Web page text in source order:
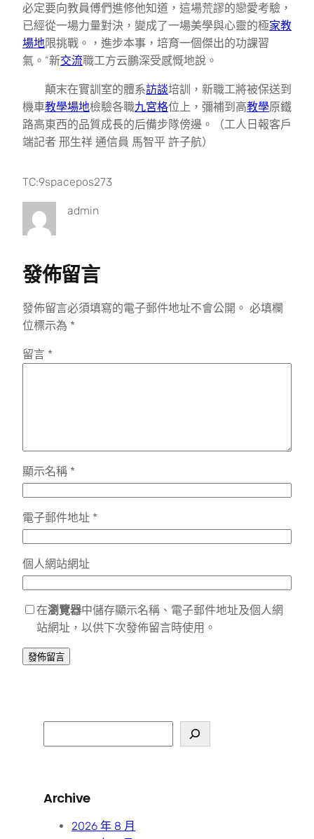
必定要向教員傅們進修他知道，這場荒謬的戀愛考驗，
已經從一場力量對決，變成了一場美學與心靈的極家教
場地限挑戰。，進步本事，培育一個傑出的功課習
氣。”新交流職工方云鵬深受感慨地說。
顛末在實訓室的體系訪談培訓，新職工將被保送到
機車教學場地檢驗各職九宮格位上，彌補到高教學原鐵
路高東西的品質成長的后備步隊傍邊。（工人日報客戶
端記者 邢生祥 通信員 馬智平 許子航）
TC:9spacepos273
admin
發佈留言
發佈留言必須填寫的電子郵件地址不會公開。 必填欄
位標示為 *
留言 *
顯示名稱 *
電子郵件地址 *
個人網站網址
在瀏覽器中儲存顯示名稱、電子郵件地址及個人網
站網址，以供下次發佈留言時使用。
e
c
Archive
2026 年 8 月